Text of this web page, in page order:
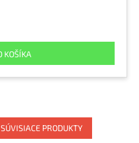
KOŠÍKA
PRODUKTY